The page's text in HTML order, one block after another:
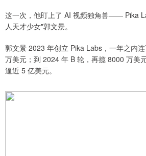
这一次，他盯上了 AI 视频独角兽—— Pika
人天才少女"郭文景。
郭文景 2023 年创立 Pika Labs，一年之内
万美元；到 2024 年 B 轮，再揽 8000 万美
逼近 5 亿美元。